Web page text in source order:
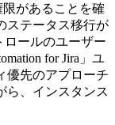
限があることを確
ステータス移行が
ロールのユーザー
for Jira」ユ
優先のアプローチ
ら、インスタンス